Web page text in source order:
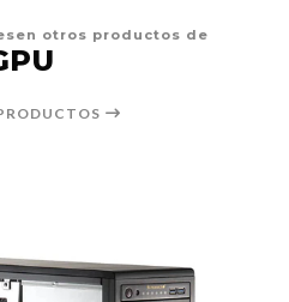
otros productos de